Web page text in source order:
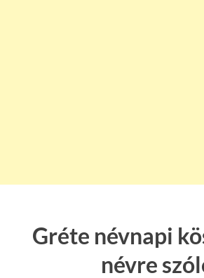
Gréte névnapi
névre